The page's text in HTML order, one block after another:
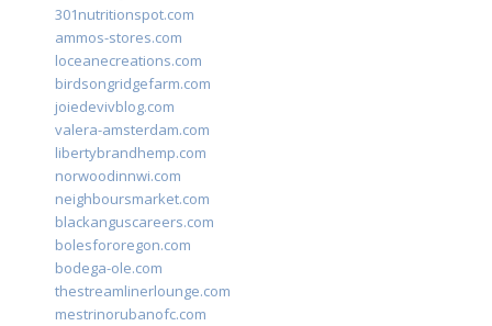
301nutritionspot.com
ammos-stores.com
loceanecreations.com
birdsongridgefarm.com
joiedevivblog.com
valera-amsterdam.com
libertybrandhemp.com
norwoodinnwi.com
neighboursmarket.com
blackanguscareers.com
bolesfororegon.com
bodega-ole.com
thestreamlinerlounge.com
mestrinorubanofc.com